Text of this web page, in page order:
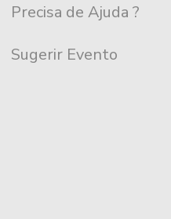
Precisa de Ajuda ?
Sugerir Evento